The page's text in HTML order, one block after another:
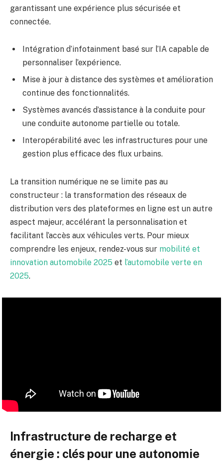
garantissant une expérience plus sécurisée et
connectée.
Intégration d’infotainment basé sur l’IA capable de
personnaliser l’expérience.
Mise à jour à distance des systèmes et amélioration
continue des fonctionnalités.
Systèmes avancés d’assistance à la conduite pour
une conduite autonome partielle ou totale.
Interopérabilité avec les infrastructures pour une
gestion plus efficace des flux urbains.
La transition numérique ne se limite pas au
constructeur : la transformation des réseaux de
distribution vers des plateformes en ligne est un autre
aspect majeur, accélérant la personnalisation et
facilitant l’accès aux véhicules verts. Pour mieux
comprendre les enjeux, rendez-vous sur mobilité et
innovation automobile 2025 et l’automobile verte en
2025.
Infrastructure de recharge et
énergie : clés pour une autonomie